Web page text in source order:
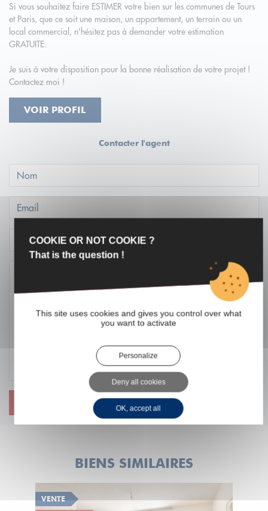
Si vous souhaitez faire ESTIMER votre bien sur les communes de Tours
et Paris, que ce soit une maison, un appartement, un terrain ou un
local commercial, n'hésitez pas à demander votre estimation
GRATUITE.
Je suis à votre disposition pour la bonne réalisation de votre projet !
Contactez moi !
VOIR PROFIL
Contacter l'agent
BIENS SIMILAIRES
VENTE
COOKIE OR NOT COOKIE ?
That is the question !
This site uses cookies and gives you control over what
you want to activate
Personalize
Deny all cookies
OK, accept all